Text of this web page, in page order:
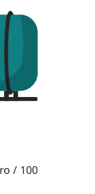
/ 100